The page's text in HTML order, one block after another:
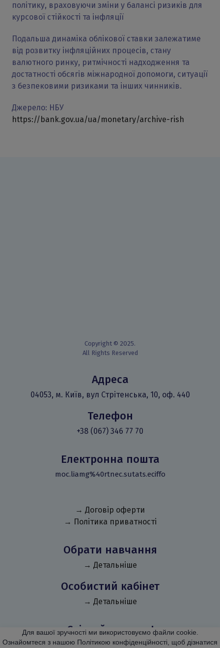
політику, враховуючи зміни у балансі ризиків для
курсової стійкості та інфляції
Подальша динаміка облікової ставки залежатиме
від розвитку інфляційних процесів, стану
валютного ринку, ритмічності надходження та
достатності обсягів міжнародної допомоги, ситуації
з безпековими ризиками та інших чинників.
Джерело: НБУ
https://bank.gov.ua/ua/monetary/archive-rish
Copyright © 2025.
All Rights Reserved
Адреса
04053, м. Київ, вул Стрітенська, 10, оф. 440
Телефон
+38 (067) 346 77 70
Електронна пошта
moc.liamg%40rtnec.sutats.eciffo
→ Договір оферти
→ Політика приватності
Обрати навчання
→ Детальніше
Особистий кабінет
→ Детальніше
Слідкуй за нами!
Для вашої зручності ми використовуємо файли cookie.
Ознайомтеся з нашою Політикою конфіденційності, щоб дізнатися